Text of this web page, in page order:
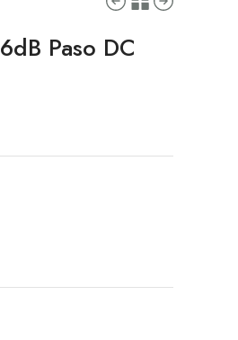
Paso DC